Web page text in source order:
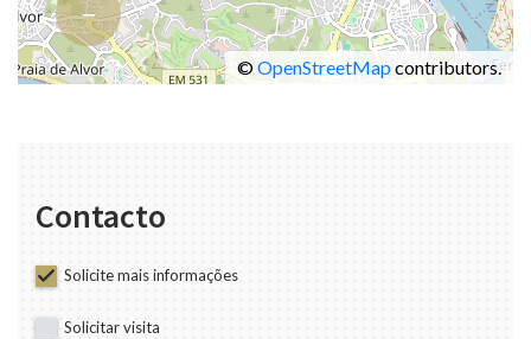
−
©OpenStreetMapcontributors.
Contacto
Solicite mais informações
Solicitar visita